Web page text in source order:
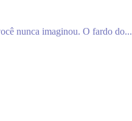
nunca imaginou. O fardo do...